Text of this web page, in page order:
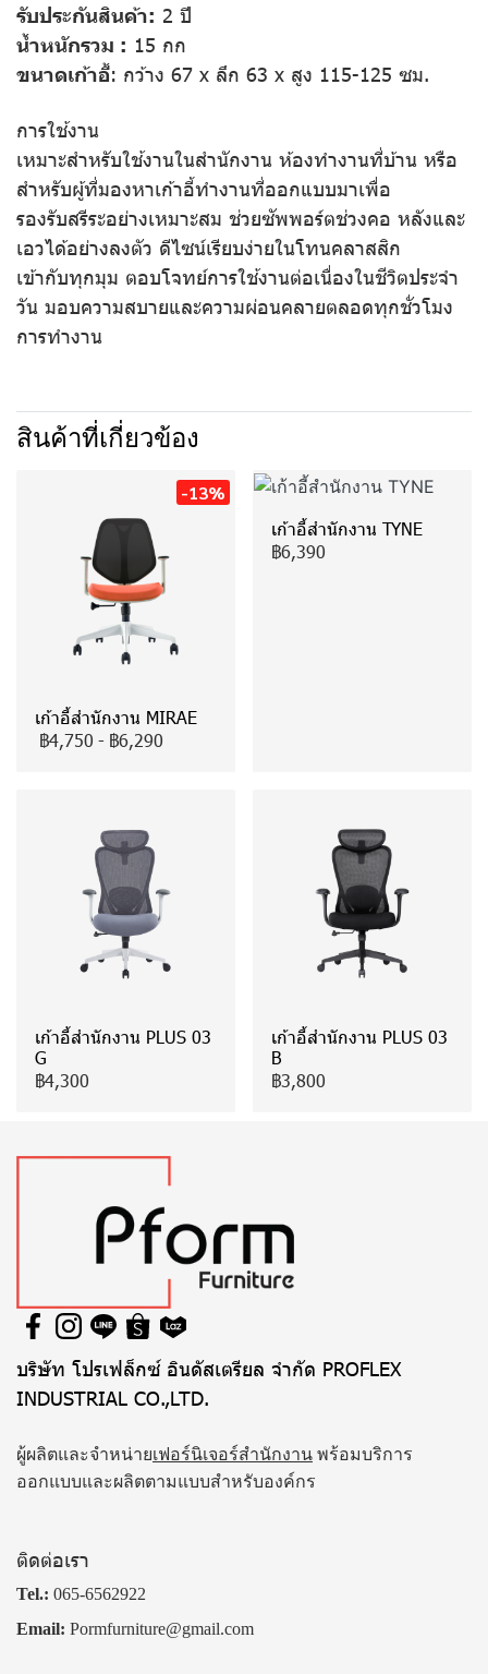
รับประกันสินค้า: 2 ปี
น้ำหนักรวม : 15 กก
ขนาดเก้าอี้: กว้าง 67 x ลึก 63 x สูง 115-125 ซม.
การใช้งาน
เหมาะสำหรับใช้งานในสำนักงาน ห้องทำงานที่บ้าน หรือ
สำหรับผู้ที่มองหาเก้าอี้ทำงานที่ออกแบบมาเพื่อ
รองรับสรีระอย่างเหมาะสม ช่วยซัพพอร์ตช่วงคอ หลังและ
เอวได้อย่างลงตัว ดีไซน์เรียบง่ายในโทนคลาสสิก
เข้ากับทุกมุม ตอบโจทย์การใช้งานต่อเนื่องในชีวิตประจำ
วัน มอบความสบายและความผ่อนคลายตลอดทุกชั่วโมง
การทำงาน
สินค้าที่เกี่ยวข้อง
-13%
เก้าอี้สำนักงาน MIRAE
฿4,750 - ฿6,290
เก้าอี้สำนักงาน TYNE
฿6,390
เก้าอี้สำนักงาน PLUS 03
G
฿4,300
เก้าอี้สำนักงาน PLUS 03
B
฿3,800
บริษัท โปรเฟล็กซ์ อินดัสเตรียล จำกัด PROFLEX
INDUSTRIAL CO.,LTD.
ผู้ผลิตและจำหน่ายเฟอร์นิเจอร์สำนักงาน พร้อมบริการ
ออกแบบและผลิตตามแบบสำหรับองค์กร
ติดต่อเรา
Tel.: 065-6562922
Email: Pormfurniture@gmail.com